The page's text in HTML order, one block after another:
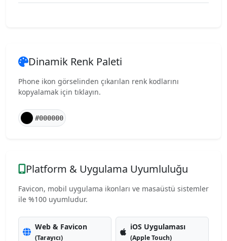
Dinamik Renk Paleti
Phone ikon görselinden çıkarılan renk kodlarını
kopyalamak için tıklayın.
#000000
Platform & Uygulama Uyumluluğu
Favicon, mobil uygulama ikonları ve masaüstü sistemler
ile %100 uyumludur.
Web & Favicon
(Tarayıcı)
iOS Uygulaması
(Apple Touch)